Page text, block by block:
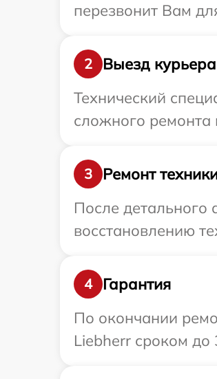
перезвонит Вам
2
Выезд
Технический
сложного ремонта
3
Ремонт
После детального
восстановлению
4
Гарантия
По окончании
Liebherr сроком до